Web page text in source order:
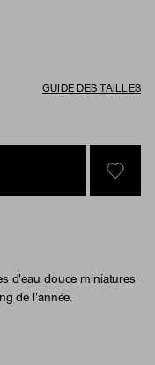
GUIDE DES TAILLES
SIGN
d'eau douce miniatures
de l'année.